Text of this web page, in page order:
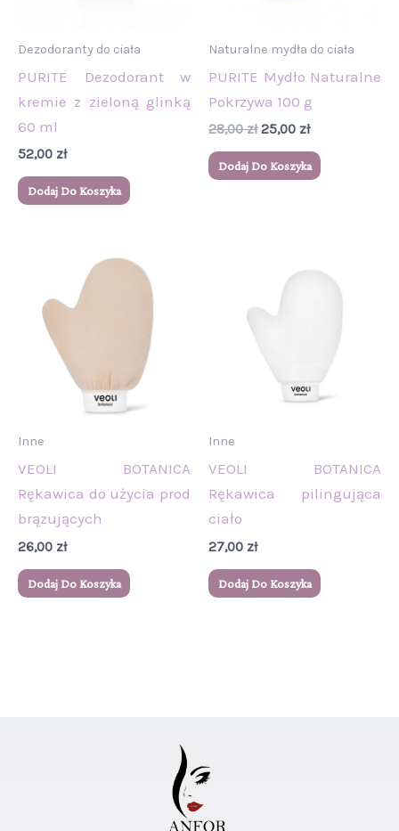
Dezodoranty do ciała
PURITE Dezodorant w
kremie z zieloną glinką
60 ml
52,00 zł
Dodaj Do Koszyka
Naturalne mydła do ciała
PURITE Mydło Naturalne
Pokrzywa 100 g
28,00zł 25,00 zł
Dodaj Do Koszyka
Inne
VEOLI BOTANICA
Rękawica do użycia prod
brązujących
26,00 zł
Dodaj Do Koszyka
Inne
VEOLI BOTANICA
Rękawica pilingująca
ciało
27,00 zł
Dodaj Do Koszyka